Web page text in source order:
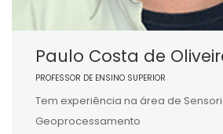
Paulo Costa de
PROFESSOR DE ENSINO SUPERIOR
Tem experiência na área de
Geoprocessamento